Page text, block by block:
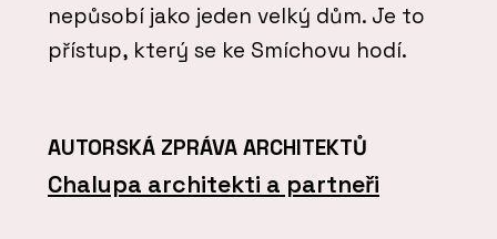
nepůsobí jako jeden velký dům. Je to
přístup, který se ke Smíchovu hodí.
AUTORSKÁ ZPRÁVA ARCHITEKTŮ
Chalupa architekti a partneři